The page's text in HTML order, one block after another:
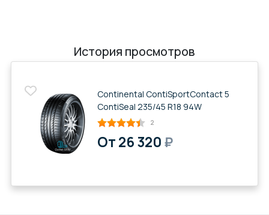
История просмотров
Continental ContiSportContact 5
ContiSeal 235/45 R18 94W
2
От 26 320₽